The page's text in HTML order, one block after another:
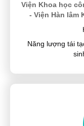
Viện Khoa học
- Viện Hàn lâm
Năng lượng tái